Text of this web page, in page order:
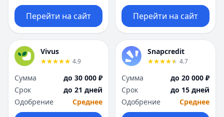
Перейти на сайт Перейти на сайт
Vivus
4.9
Сумма
до 30 000 ₽
Срок
до 21 дней
Одобрение
Среднее
Snapcredit
4.7
Сумма
до 20 000 ₽
Срок
до 15 дней
Одобрение
Среднее